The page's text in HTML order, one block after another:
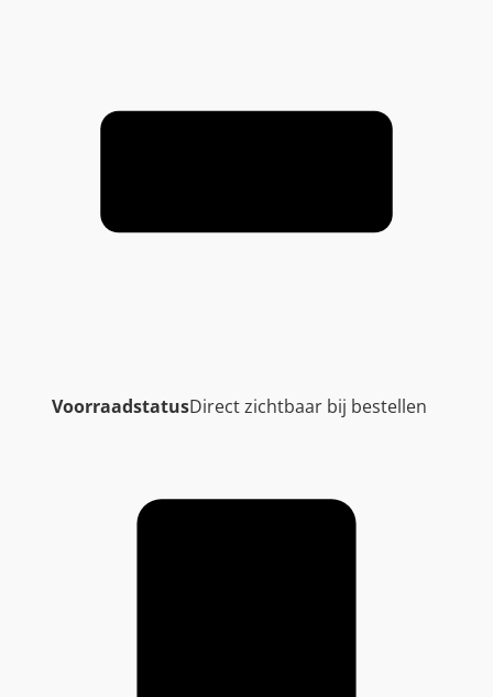
VoorraadstatusDirect zichtbaar bij bestellen